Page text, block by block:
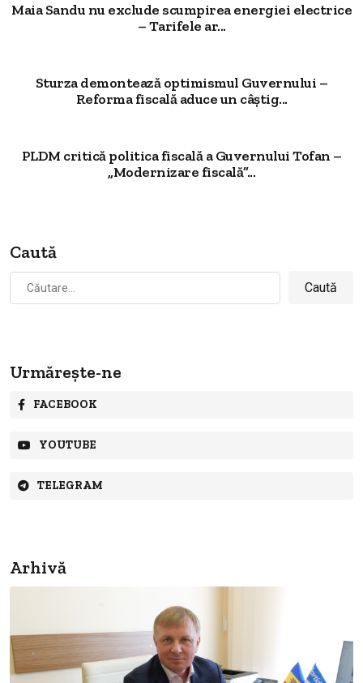
Maia Sandu nu exclude scumpirea energiei electrice
– Tarifele ar...
Sturza demontează optimismul Guvernului –
Reforma fiscală aduce un câștig...
PLDM critică politica fiscală a Guvernului Tofan –
„Modernizare fiscală”...
Caută
Caută
după:
Urmărește-ne
FACEBOOK
YOUTUBE
TELEGRAM
Arhivă